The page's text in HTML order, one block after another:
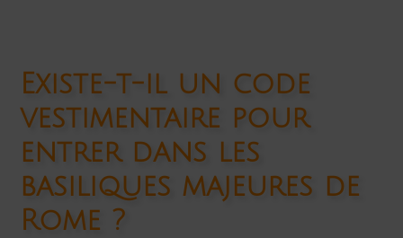
Existe-t-il un code
vestimentaire pour
entrer dans les
basiliques majeures de
Rome ?